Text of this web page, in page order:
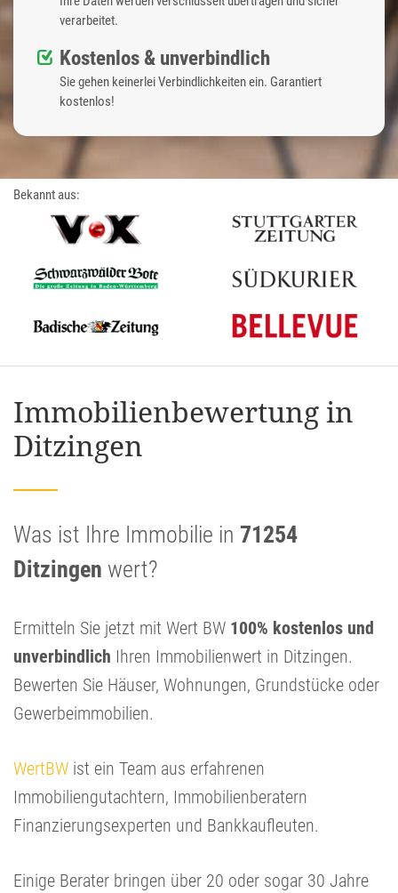
verarbeitet.
Kostenlos & unverbindlich
Sie gehen keinerlei Verbindlichkeiten ein. Garantiert
kostenlos!
Bekannt aus:
Immobilienbewertung in
Ditzingen
Was ist Ihre Immobilie in 71254
Ditzingen wert?
Ermitteln Sie jetzt mit Wert BW 100% kostenlos und
unverbindlich Ihren Immobilienwert in Ditzingen.
Bewerten Sie Häuser, Wohnungen, Grundstücke oder
Gewerbeimmobilien.
WertBW ist ein Team aus erfahrenen
Immobiliengutachtern, Immobilienberatern
Finanzierungsexperten und Bankkaufleuten.
Einige Berater bringen über 20 oder sogar 30 Jahre